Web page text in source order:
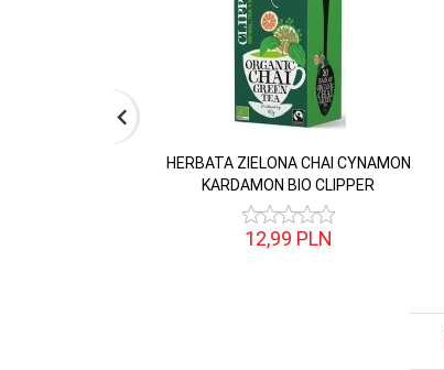
HERBATA ZIELONA CHAI CYNAMON
KARDAMON BIO CLIPPER
12,99 PLN